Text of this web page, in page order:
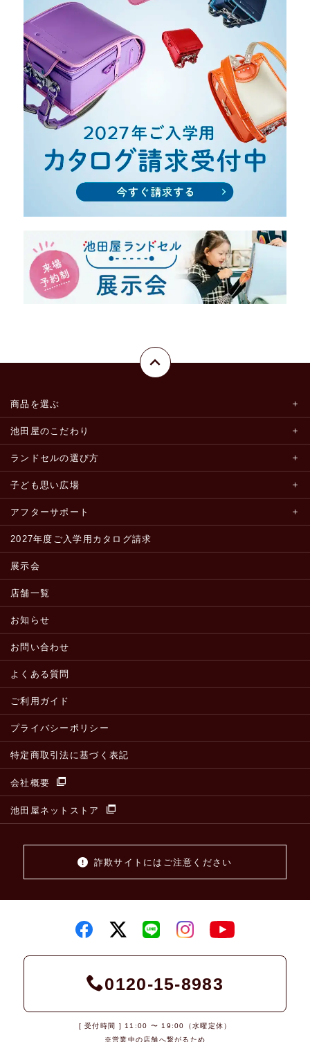
商品を選ぶ
池田屋のこだわり
ランドセルの選び方
子ども思い広場
アフターサポート
2027年度ご入学用カタログ請求
展示会
店舗一覧
お知らせ
お問い合わせ
よくある質問
ご利用ガイド
プライバシーポリシー
特定商取引法に基づく表記
会社概要
池田屋ネットストア
詐欺サイトにはご注意ください
0120-15-8983
[ 受付時間 ] 11:00 〜 19:00（水曜定休）
※営業中の店舗へ繋がるため